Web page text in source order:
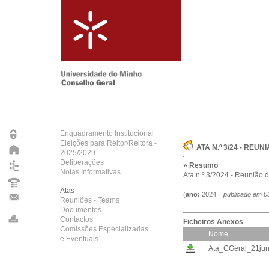
Enquadramento Institucional
Eleições para Reitor/Reitora -
2025/2029
Deliberações
Notas Informativas
Atas
Reuniões - Teams
Documentos
Contactos
Comissões Especializadas
e Eventuais
ATA N.º 3/24 -
» Resumo
Ata n.º 3/2024 - Reunião
(ano: 2024 publicado em
Ficheiros Anexos
Nome